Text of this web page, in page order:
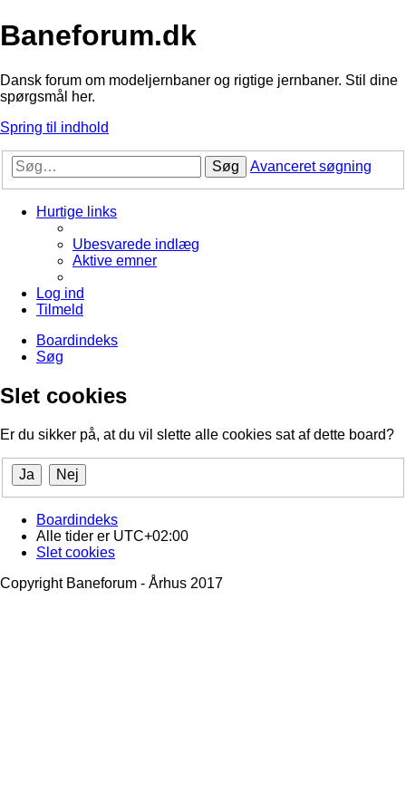
Baneforum.dk
Dansk forum om modeljernbaner og rigtige jernbaner. Stil dine
spørgsmål her.
Spring til indhold
Søg Avanceret søgning
Hurtige links
Ubesvarede indlæg
Aktive emner
Log ind
Tilmeld
Boardindeks
Søg
Slet cookies
Er du sikker på, at du vil slette alle cookies sat af dette board?
Boardindeks
Alle tider er UTC+02:00
Slet cookies
Copyright Baneforum - Århus 2017